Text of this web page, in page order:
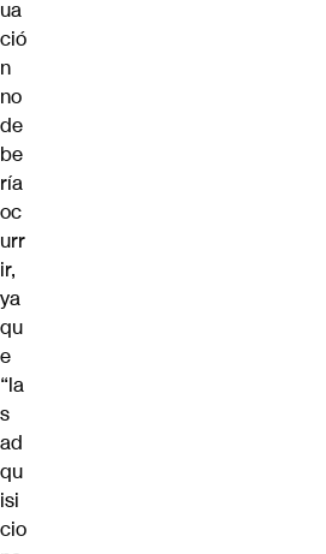
ua
ció
n
no
de
be
ría
oc
urr
ir,
ya
qu
e
“la
s
ad
qu
isi
cio